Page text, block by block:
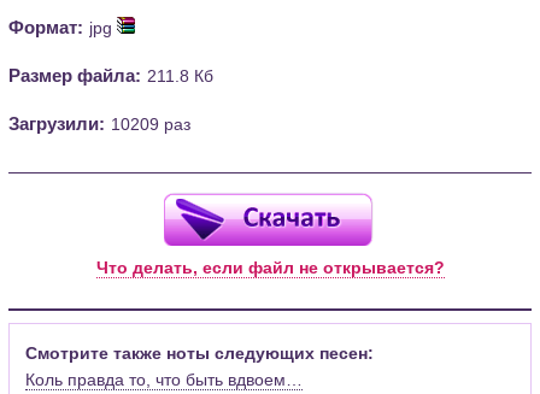
Формат: jpg
Размер файла: 211.8 Кб
Загрузили: 10209 раз
Что делать, если файл не открывается?
Смотрите также ноты следующих песен:
Коль правда то, что быть вдвоем…